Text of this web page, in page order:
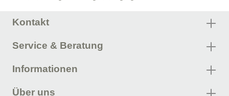
Kontakt
Service & Beratung
Informationen
Über uns